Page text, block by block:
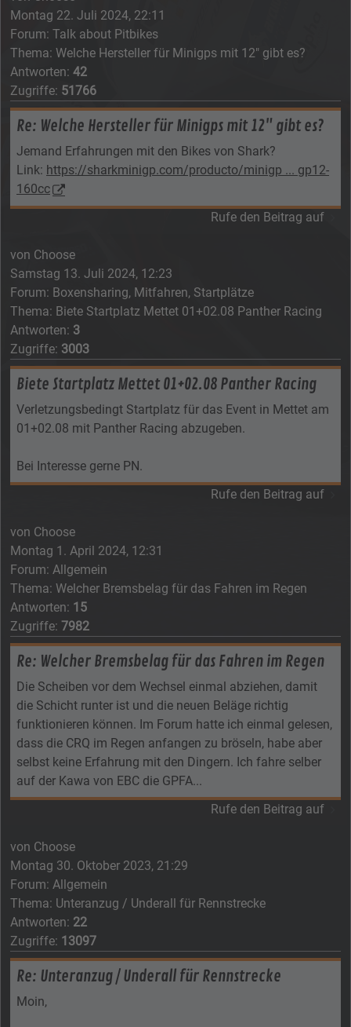
Montag 22. Juli 2024, 22:11
Forum: Talk about Pitbikes
Thema: Welche Hersteller für Minigps mit 12" gibt es?
Antworten: 42
Zugriffe: 51766
Re: Welche Hersteller für Minigps mit 12" gibt es?
Jemand Erfahrungen mit den Bikes von Shark?
Link: https://sharkminigp.com/producto/minigp ... gp12-
160cc
Rufe den Beitrag auf
von Choose
Samstag 13. Juli 2024, 12:23
Forum: Boxensharing, Mitfahren, Startplätze
Thema: Biete Startplatz Mettet 01+02.08 Panther Racing
Antworten: 3
Zugriffe: 3003
Biete Startplatz Mettet 01+02.08 Panther Racing
Verletzungsbedingt Startplatz für das Event in Mettet am
01+02.08 mit Panther Racing abzugeben.
Bei Interesse gerne PN.
Rufe den Beitrag auf
von Choose
Montag 1. April 2024, 12:31
Forum: Allgemein
Thema: Welcher Bremsbelag für das Fahren im Regen
Antworten: 15
Zugriffe: 7982
Re: Welcher Bremsbelag für das Fahren im Regen
Die Scheiben vor dem Wechsel einmal abziehen, damit
die Schicht runter ist und die neuen Beläge richtig
funktionieren können. Im Forum hatte ich einmal gelesen,
dass die CRQ im Regen anfangen zu bröseln, habe aber
selbst keine Erfahrung mit den Dingern. Ich fahre selber
auf der Kawa von EBC die GPFA...
Rufe den Beitrag auf
von Choose
Montag 30. Oktober 2023, 21:29
Forum: Allgemein
Thema: Unteranzug / Underall für Rennstrecke
Antworten: 22
Zugriffe: 13097
Re: Unteranzug / Underall für Rennstrecke
Moin,